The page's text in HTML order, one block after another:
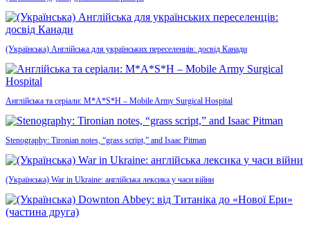
(Українська) Англійська для українських переселенців: досвід Канади
Англійська та серіали: M*A*S*H – Mobile Army Surgical Hospital
Stenography: Tironian notes, “grass script,” and Isaac Pitman
(Українська) War in Ukraine: англійська лексика у часи війни